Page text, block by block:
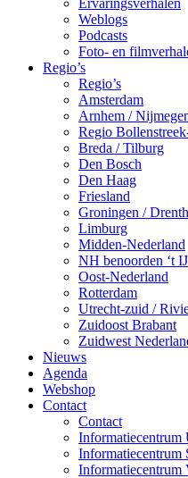
Ervaringsverhalen
Weblogs
Podcasts
Foto- en
Regio’s
Regio’s
Amsterdam
Arnhem /
Regio
Breda / Tilburg
Den Bosch
Den Haag
Friesland
Groningen /
Limburg
Midden-Nederland
NH benoorden ‘t IJ
Oost-Nederland
Rotterdam
Utrecht-zuid /
Zuidoost Brabant
Zuidwest
Nieuws
Agenda
Webshop
Contact
Contact
Informatiecentrum
Informatiecentrum
Informatiecentrum